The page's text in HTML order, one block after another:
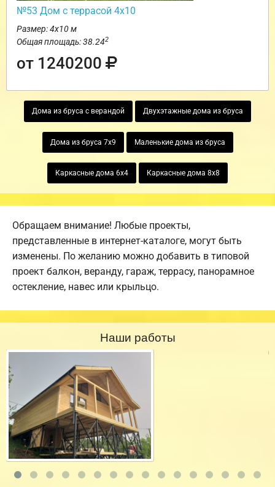
№53 Дом с террасой 4х10
Размер: 4х10 м
Общая площадь: 38.242
от 1240200
Дома из бруса с верандой Двухэтажные дома из бруса
Дома из бруса 7х9 Маленькие дома из бруса
Каркасные дома 6х4 Каркасные дома 8х8
Обращаем внимание! Любые проекты,
представленные в интернет-каталоге, могут быть
изменены. По желанию можно добавить в типовой
проект балкон, веранду, гараж, террасу, панорамное
остекление, навес или крыльцо.
Наши работы